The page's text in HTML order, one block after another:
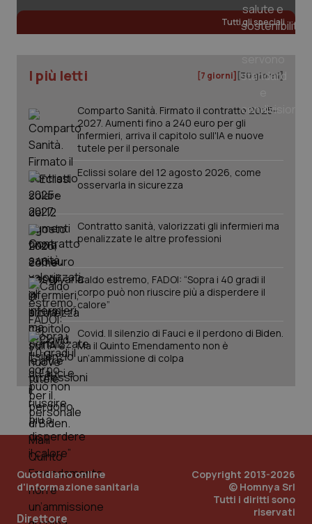
Psoriasi & pelle
Quotidiano Chirurgia
Quotidiano Oncologia
Quotidiano Pediatria
Rene & patologie urogenitali
Salute orale & impianti
Sangue & coagulazione
Tiroide
Tumore al seno
Tumore ovarico
Tumori del Polmone & Testa Collo
Tumori gastrointestinali
Ulcera & Reflusso
Vaccini
Tutti gli speciali
I più letti [7 giorni] [30 giorni]
Comparto Sanità. Firmato il contratto 2025-
2027. Aumenti fino a 240 euro per gli
infermieri, arriva il capitolo sull'IA e nuove
tutele per il personale
Eclissi solare del 12 agosto 2026, come
osservarla in sicurezza
Contratto sanità, valorizzati gli infermieri ma
penalizzate le altre professioni
Caldo estremo, FADOI: “Sopra i 40 gradi il
corpo può non riuscire più a disperdere il
calore”
Covid. Il silenzio di Fauci e il perdono di Biden.
Ma il Quinto Emendamento non è
un’ammissione di colpa
Quotidiano online
d'informazione sanitaria
Direttore
Copyright 2013-2026
© Homnya Srl
Tutti i diritti sono
riservati
protette del sito. Il sito web non è in grado di
funzionare correttamente senza questi cookie.
VISITOR_PRIVACY_METADATA
YouTube
.youtube.com
CookieScriptConsent
CookieScript
tracking-sites-ironfish-
tracking-enable
www.quotidianosanita.it
2